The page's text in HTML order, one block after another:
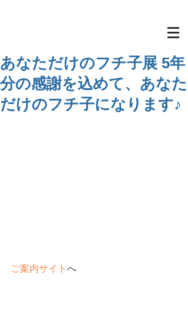
あなただけのフチ子展 5年
分の感謝を込めて、あなた
だけのフチ子になります♪
ご案内サイトへ